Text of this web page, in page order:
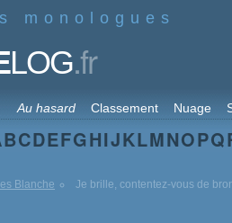
monologues
LOG.fr
Au hasard Classement Nuage
BCDEFGHIJKLMNOPQ
Blanche Je brille, contentez-vous de